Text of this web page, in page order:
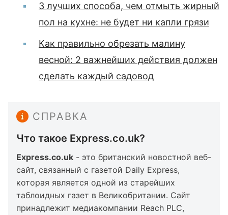
3 лучших способа, чем отмыть жирный
пол на кухне: не будет ни капли грязи
Как правильно обрезать малину
весной: 2 важнейших действия должен
сделать каждый садовод
СПРАВКА
Что такое Express.co.uk?
Express.co.uk - это британский новостной веб-
сайт, связанный с газетой Daily Express,
которая является одной из старейших
таблоидных газет в Великобритании. Сайт
принадлежит медиакомпании Reach PLC,